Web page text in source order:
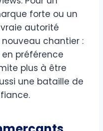
forte ou un
autorité
chantier :
préférence
plus à être
une bataille de